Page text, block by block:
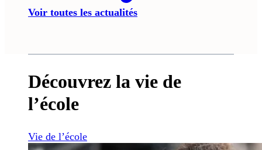
Voir toutes les actualités
Découvrez la vie de
l’école
Vie de l’école